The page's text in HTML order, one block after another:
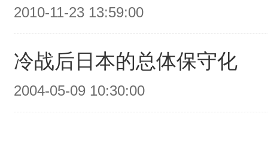
2010-11-23 13:59:00
冷战后日本的总体保守化
2004-05-09 10:30:00